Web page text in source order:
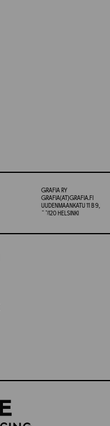
GRAFIA RY
GRAFIA(AT)GRAFIA.FI
UUDENMAANKATU 11 B 9,
00120 HELSINKI